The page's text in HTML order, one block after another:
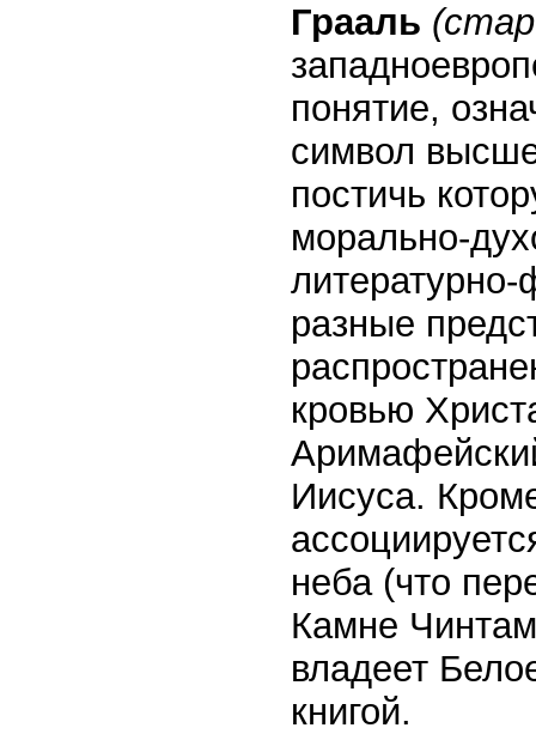
Грааль
понятие,
символ
постичь
морально-
разные
кровью
Иисуса.
неба (что
Камне
владеет
книгой.